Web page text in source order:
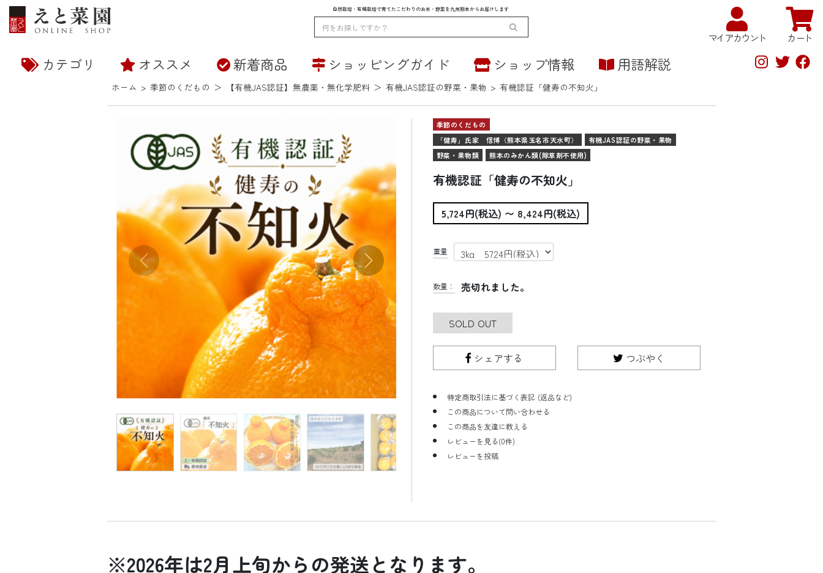
マイアカウント カート
自然栽培・有機栽培で育てたこだわりのお米・野菜を九州熊本からお届けします
カテゴリ
米・雑穀
米定期便 小麦粉
野菜 季節のくだもの
トマトジュース・トマト製品 その他の商品 ギフト・贈答用商品
スーパーフード（菊芋・お
オススメ 新着商品
ショッピングガイド
お支払い方法について
配送方法・送料について
よくある質問 会員登録
メルマガ登録・解除
ショップ情報
えと菜園とは
いろいろな栽培方法
お客様の声 スタッフ紹介
特定商取引法に基づく表記
用語解説
ホーム > 季節のくだもの ＞ 【有機JAS認証】無農薬・無化学肥料 ＞ 有機JAS認証の野菜・果物 > 有機認証「健寿の不知火」
季節のくだもの
「健寿」氏家 信博（熊本県玉名市天水町）
有機JAS認証の野菜・果物
野菜・果物類
熊本のみかん類(除草剤不使用)
有機認証「健寿の不知火」
5,724円(税込) 〜 8,424円(税込)
重量
数量： 売切れました。
SOLD OUT
シェアする つぶやく
特定商取引法に基づく表記 (返品など)
この商品について問い合わせる
この商品を友達に教える
レビューを見る(0件)
レビューを投稿
※2026年は2月上旬からの発送となります。